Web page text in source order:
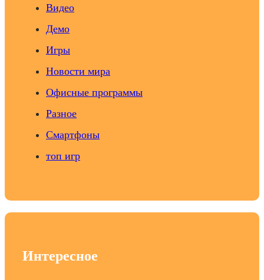
Видео
Демо
Игры
Новости мира
Офисные программы
Разное
Смартфоны
топ игр
Интересное